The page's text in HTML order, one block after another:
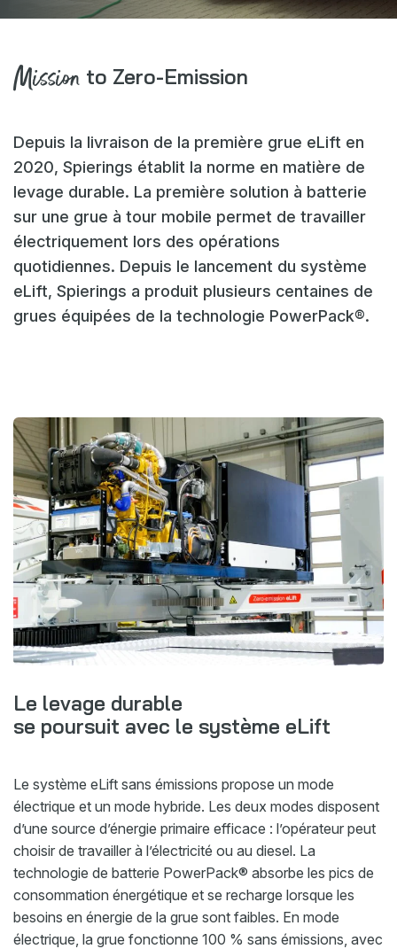
Événements
My Spierings
Cookie statement
General terms and conditions
Privacy policy
Mission to Zero-Emission
Depuis la livraison de la première grue eLift en
2020, Spierings établit la norme en matière de
levage durable. La première solution à batterie
sur une grue à tour mobile permet de travailler
électriquement lors des opérations
quotidiennes. Depuis le lancement du système
eLift, Spierings a produit plusieurs centaines de
grues équipées de la technologie PowerPack®.
Le levage durable
se poursuit avec le système eLift
Le système eLift sans émissions propose un mode
électrique et un mode hybride. Les deux modes disposent
d’une source d’énergie primaire efficace : l’opérateur peut
choisir de travailler à l’électricité ou au diesel. La
technologie de batterie PowerPack® absorbe les pics de
consommation énergétique et se recharge lorsque les
besoins en énergie de la grue sont faibles. En mode
électrique, la grue fonctionne 100 % sans émissions, avec